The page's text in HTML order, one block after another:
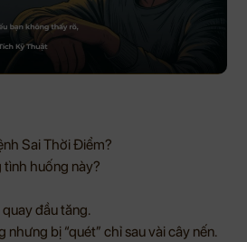
Sai Thời Điểm?
huống này?
đầu tăng.
bị “quét” chỉ sau vài cây nến.